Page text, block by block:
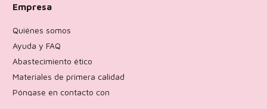
Empresa
Quiénes somos
Ayuda y FAQ
Abastecimiento ético
Materiales de primera calidad
Póngase en contacto con